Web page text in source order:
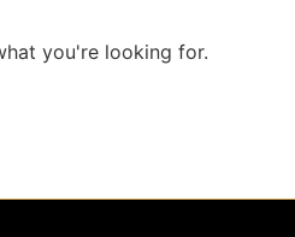
you're looking for.